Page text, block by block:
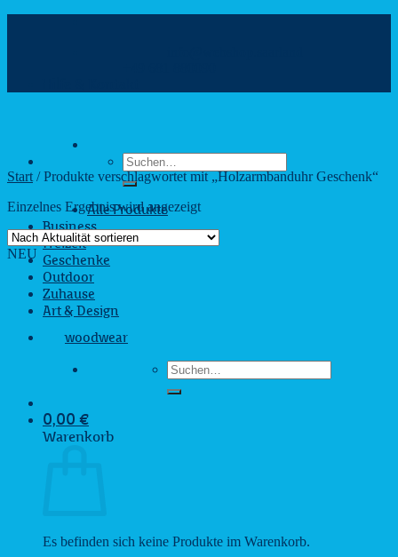
Suchen
nach:
Alle Produkte
Business
Freizeit
Geschenke
Outdoor
Zuhause
Art & Design
woodwear
Suchen
nach:
0,00 €
Warenkorb
Es befinden sich keine Produkte im Warenkorb.
Start /Produkte verschlagwortet mit „Holzarmbanduhr Geschenk“
Einzelnes Ergebnis wird angezeigt
NEU